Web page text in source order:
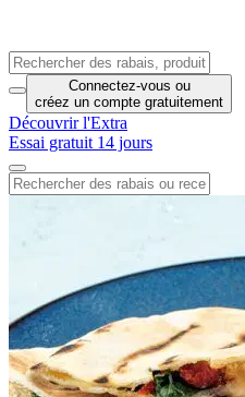
Connectez-vous ou
créez un compte gratuitement
Découvrir l'Extra
Essai gratuit 14 jours